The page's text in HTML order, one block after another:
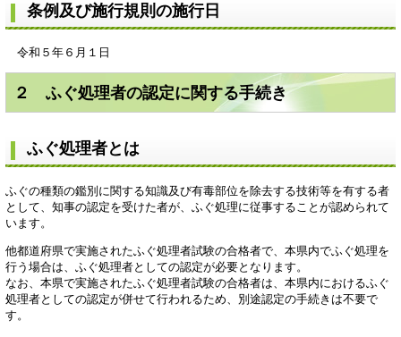
条例及び施行規則の施行日
令和５年６月１日
２ ふぐ処理者の認定に関する手続き
ふぐ処理者とは
ふぐの種類の鑑別に関する知識及び有毒部位を除去する技術等を有する者
として、知事の認定を受けた者が、ふぐ処理に従事することが認められて
います。
他都道府県で実施されたふぐ処理者試験の合格者で、本県内でふぐ処理を
行う場合は、ふぐ処理者としての認定が必要となります。
なお、本県で実施されたふぐ処理者試験の合格者は、本県内におけるふぐ
処理者としての認定が併せて行われるため、別途認定の手続きは不要で
す。